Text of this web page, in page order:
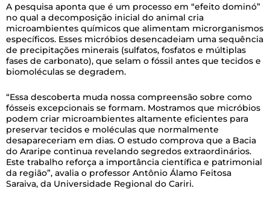
A pesquisa aponta que é um processo em “efeito dominó”
no qual a decomposição inicial do animal cria
microambientes químicos que alimentam microrganismos
específicos. Esses micróbios desencadeiam uma sequência
de precipitações minerais (sulfatos, fosfatos e múltiplas
fases de carbonato), que selam o fóssil antes que tecidos e
biomoléculas se degradem.
“Essa descoberta muda nossa compreensão sobre como
fósseis excepcionais se formam. Mostramos que micróbios
podem criar microambientes altamente eficientes para
preservar tecidos e moléculas que normalmente
desapareceriam em dias. O estudo comprova que a Bacia
do Araripe continua revelando segredos extraordinários.
Este trabalho reforça a importância científica e patrimonial
da região”, avalia o professor Antônio Álamo Feitosa
Saraiva, da Universidade Regional do Cariri.